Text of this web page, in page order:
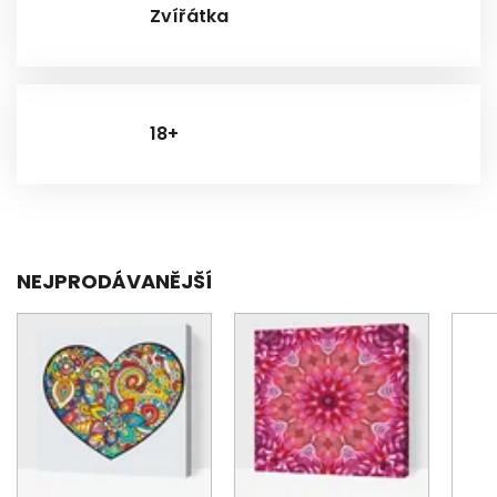
Zvířátka
18+
NEJPRODÁVANĚJŠÍ